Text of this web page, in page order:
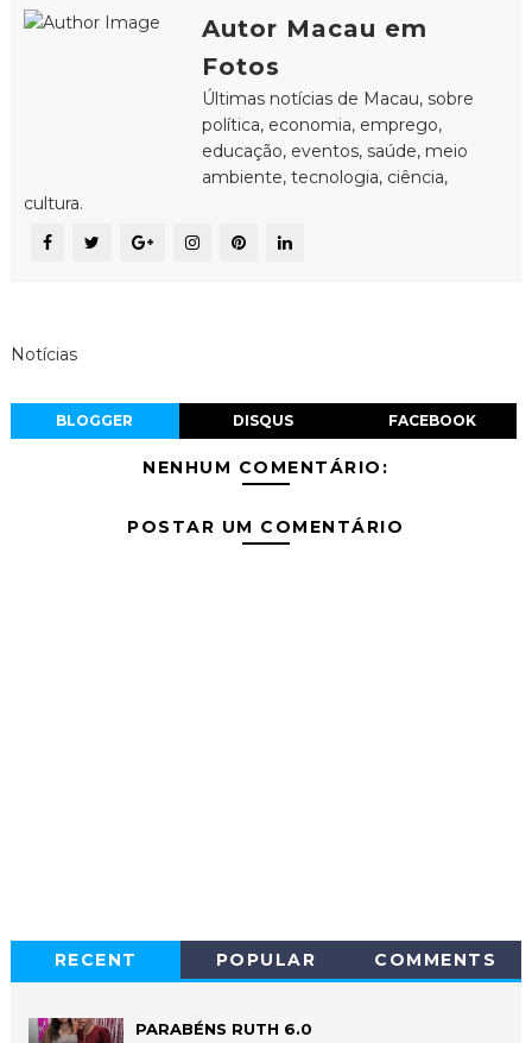
Autor Macau em
Fotos
Últimas notícias de Macau, sobre
política, economia, emprego,
educação, eventos, saúde, meio
ambiente, tecnologia, ciência,
cultura.
Notícias
BLOGGER DISQUS FACEBOOK
NENHUM COMENTÁRIO:
POSTAR UM COMENTÁRIO
RECENT POPULAR COMMENTS
PARABÉNS RUTH 6.0